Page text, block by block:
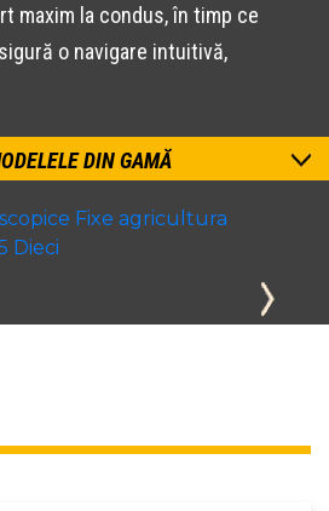
maxim la condus, în timp ce
o navigare intuitivă,
DIN GAMĂ